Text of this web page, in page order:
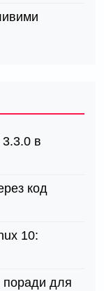
3.3.0 в
код
10:
поради для